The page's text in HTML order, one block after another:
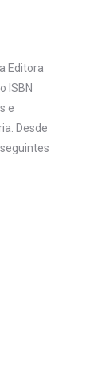
Editora
ISBN
e
Desde